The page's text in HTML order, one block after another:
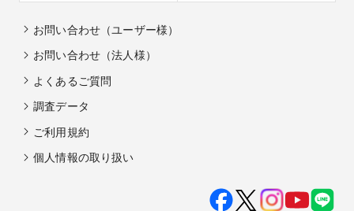
お問い合わせ（ユーザー様）
お問い合わせ（法人様）
よくあるご質問
調査データ
ご利用規約
個人情報の取り扱い